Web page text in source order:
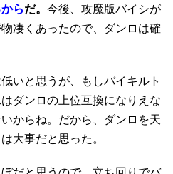
らだ。 今後、攻魔版バイシが
凄くあったので、ダンロは確
いと思うが、もしバイキルト
ダンロの上位互換になりえな
からね。だから、ダンロを天
大事だと思った。